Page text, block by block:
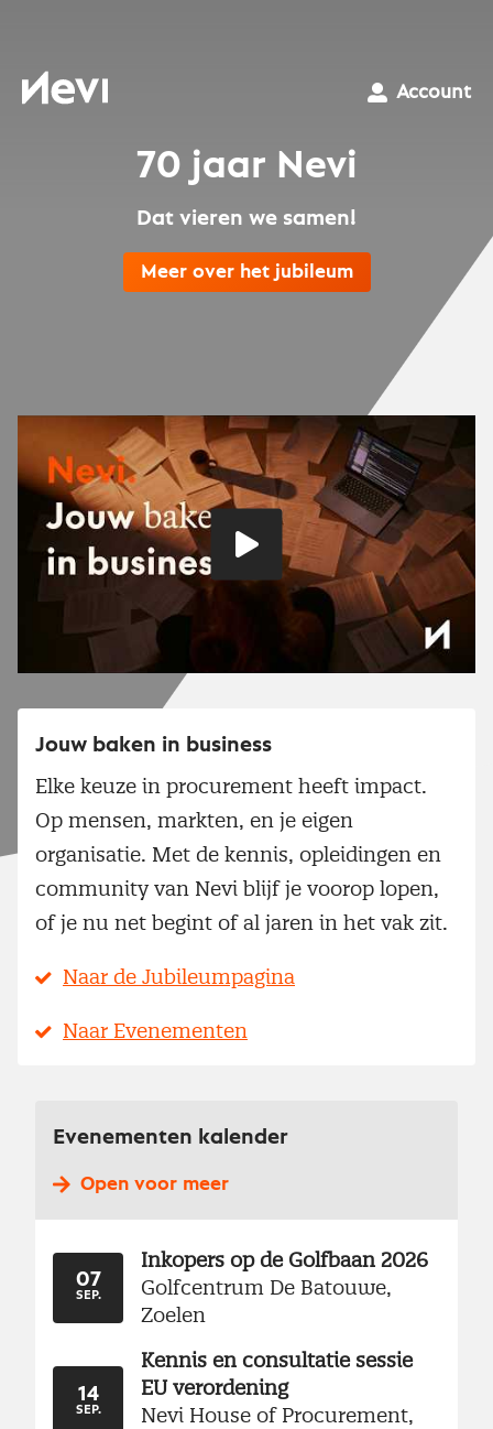
Nevi
Account
70 jaar Nevi
Dat vieren we samen!
Meer over het jubileum
Speel
video
Jouw baken in business
Elke keuze in procurement heeft impact.
Op mensen, markten, en je eigen
organisatie. Met de kennis, opleidingen en
community van Nevi blijf je voorop lopen,
of je nu net begint of al jaren in het vak zit.
Naar de Jubileumpagina
Naar Evenementen
Evenementen kalender
Open voor meer
07
SEP.
Inkopers op de Golfbaan 2026
Golfcentrum De Batouwe,
Zoelen
14
SEP.
Kennis en consultatie sessie
EU verordening
Nevi House of Procurement,